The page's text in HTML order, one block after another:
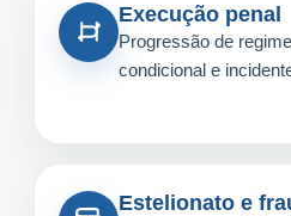
Execução penal
Progressão de
condicional e
Estelionato e